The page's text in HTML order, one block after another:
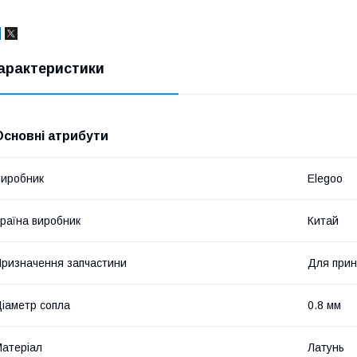
атрибути
Elegoo
виробник Китай
запчастини Для
сопла 0.8 мм
Латунь